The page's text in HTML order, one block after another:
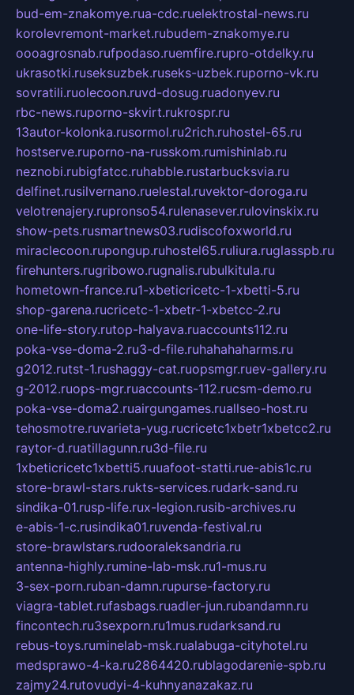
bud-em-znakomye.rua-cdc.ruelektrostal-news.ru
korolevremont-market.rubudem-znakomye.ru
oooagrosnab.rufpodaso.ruemfire.rupro-otdelky.ru
ukrasotki.ruseksuzbek.ruseks-uzbek.ruporno-vk.ru
sovratili.ruolecoon.ruvd-dosug.ruadonyev.ru
rbc-news.ruporno-skvirt.rukrospr.ru
13autor-kolonka.rusormol.ru2rich.ruhostel-65.ru
hostserve.ruporno-na-russkom.rumishinlab.ru
neznobi.rubigfatcc.ruhabble.rustarbucksvia.ru
delfinet.rusilvernano.ruelestal.ruvektor-doroga.ru
velotrenajery.rupronso54.rulenasever.rulovinskix.ru
show-pets.rusmartnews03.rudiscofoxworld.ru
miraclecoon.rupongup.ruhostel65.ruliura.ruglasspb.ru
firehunters.rugribowo.rugnalis.rubulkitula.ru
hometown-france.ru1-xbeticricetc-1-xbetti-5.ru
shop-garena.rucricetc-1-xbetr-1-xbetcc-2.ru
one-life-story.rutop-halyava.ruaccounts112.ru
poka-vse-doma-2.ru3-d-file.ruhahahaharms.ru
g2012.rutst-1.rushaggy-cat.ruopsmgr.ruev-gallery.ru
g-2012.ruops-mgr.ruaccounts-112.rucsm-demo.ru
poka-vse-doma2.ruairgungames.ruallseo-host.ru
tehosmotre.ruvarieta-yug.rucricetc1xbetr1xbetcc2.ru
raytor-d.ruatillagunn.ru3d-file.ru
1xbeticricetc1xbetti5.ruuafoot-statti.rue-abis1c.ru
store-brawl-stars.rukts-services.rudark-sand.ru
sindika-01.rusp-life.rux-legion.rusib-archives.ru
e-abis-1-c.rusindika01.ruvenda-festival.ru
store-brawlstars.rudooraleksandria.ru
antenna-highly.rumine-lab-msk.ru1-mus.ru
3-sex-porn.ruban-damn.rupurse-factory.ru
viagra-tablet.rufasbags.ruadler-jun.rubandamn.ru
fincontech.ru3sexporn.ru1mus.rudarksand.ru
rebus-toys.ruminelab-msk.rualabuga-cityhotel.ru
medsprawo-4-ka.ru2864420.rublagodarenie-spb.ru
zajmy24.rutovudyi-4-kuhnyanazakaz.ru